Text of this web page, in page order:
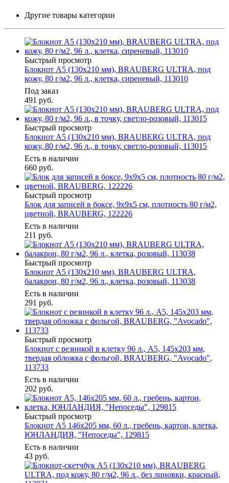
Другие товары категории
Быстрый просмотр
Блокнот А5 (130х210 мм), BRAUBERG ULTRA, под
кожу, 80 г/м2, 96 л., клетка, сиреневый, 113010
Под заказ
491 руб.
Быстрый просмотр
Блокнот А5 (130х210 мм), BRAUBERG ULTRA, под
кожу, 80 г/м2, 96 л., в точку, светло-розовый, 113015
Есть в наличии
660 руб.
Быстрый просмотр
Блок для записей в боксе, 9х9х5 см, плотность 80 г/м2,
цветной, BRAUBERG, 122226
Есть в наличии
211 руб.
Быстрый просмотр
Блокнот А5 (130х210 мм), BRAUBERG ULTRA,
балакрон, 80 г/м2, 96 л., клетка, розовый, 113038
Есть в наличии
291 руб.
Быстрый просмотр
Блокнот с резинкой в клетку 96 л., А5, 145х203 мм,
твердая обложка с фольгой, BRAUBERG, "Avocado",
113733
Есть в наличии
202 руб.
Быстрый просмотр
Блокнот А5 146х205 мм, 60 л., гребень, картон, клетка,
ЮНЛАНДИЯ, "Непоседы", 129815
Есть в наличии
43 руб.